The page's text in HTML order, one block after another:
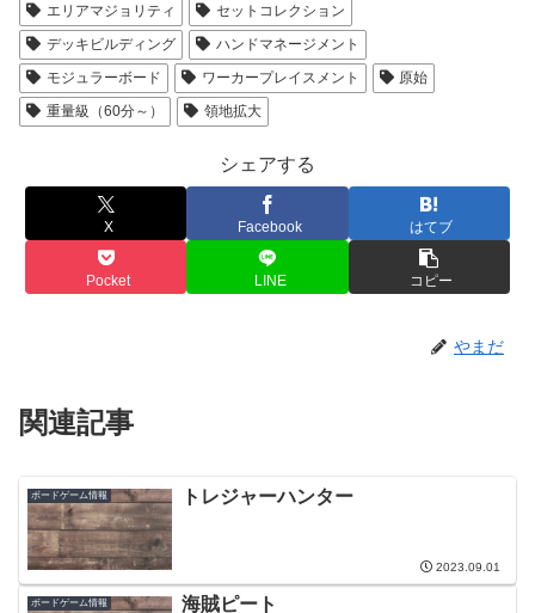
エリアマジョリティ
セットコレクション
デッキビルディング
ハンドマネージメント
モジュラーボード
ワーカープレイスメント
原始
重量級（60分～）
領地拡大
シェアする
X Facebook はてブ
Pocket LINE コピー
やまだ
関連記事
ボードゲーム情報 トレジャーハンター
2023.09.01
ボードゲーム情報 海賊ピート